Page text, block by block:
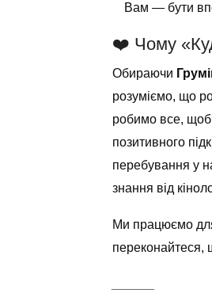
Вам — бути
❤️ Чому
Обираючи
розуміємо, що
робимо все, щоб
позитивного
перебування у
знання від
Ми працюємо
переконайтеся,